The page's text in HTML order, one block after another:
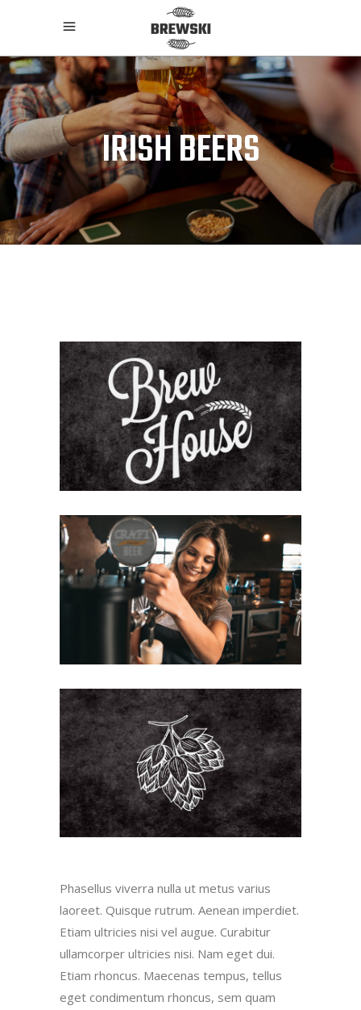
IRISH BEERS
Phasellus viverra nulla ut metus varius
laoreet. Quisque rutrum. Aenean imperdiet.
Etiam ultricies nisi vel augue. Curabitur
ullamcorper ultricies nisi. Nam eget dui.
Etiam rhoncus. Maecenas tempus, tellus
eget condimentum rhoncus, sem quam